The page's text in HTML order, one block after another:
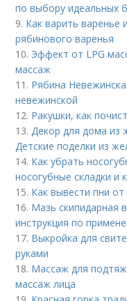
по выбору идеальных
9. Как варить варенье
рябинового варенья
10. Эффект от LPG
массаж
11. Рябина
невежинской
12. Ракушки, как
13.Декор для дома из
Детские поделки из
14. Как убрать
носогубные складки и
15. Как вывести пни
16. Мазь скипидарная
инструкция по
17. Выкройка для
руками
18. Массаж для
массаж лица